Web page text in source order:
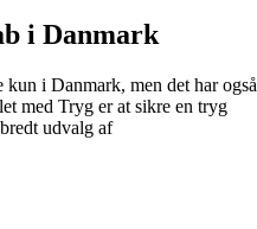
i Danmark
i Danmark, men det har også
med Tryg er at sikre en tryg
udvalg af